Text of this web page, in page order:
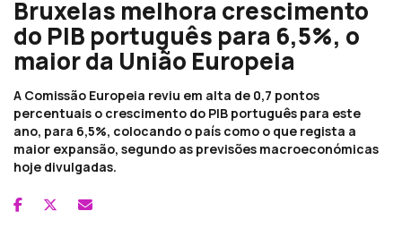
Bruxelas melhora crescimento
do PIB português para 6,5%, o
maior da União Europeia
A Comissão Europeia reviu em alta de 0,7 pontos
percentuais o crescimento do PIB português para este
ano, para 6,5%, colocando o país como o que regista a
maior expansão, segundo as previsões macroeconómicas
hoje divulgadas.